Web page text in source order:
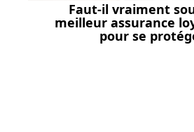
Faut-il vraiment
meilleur assurance
pour se